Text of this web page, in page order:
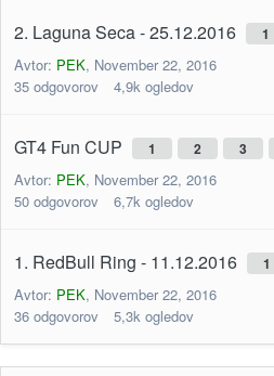
2. Laguna Seca - 25.12.2016 1
Avtor: PEK, November 22, 2016
35 odgovorov 4,9k ogledov
GT4 Fun CUP 1 2 3
Avtor: PEK, November 22, 2016
50 odgovorov 6,7k ogledov
1. RedBull Ring - 11.12.2016 1
Avtor: PEK, November 22, 2016
36 odgovorov 5,3k ogledov